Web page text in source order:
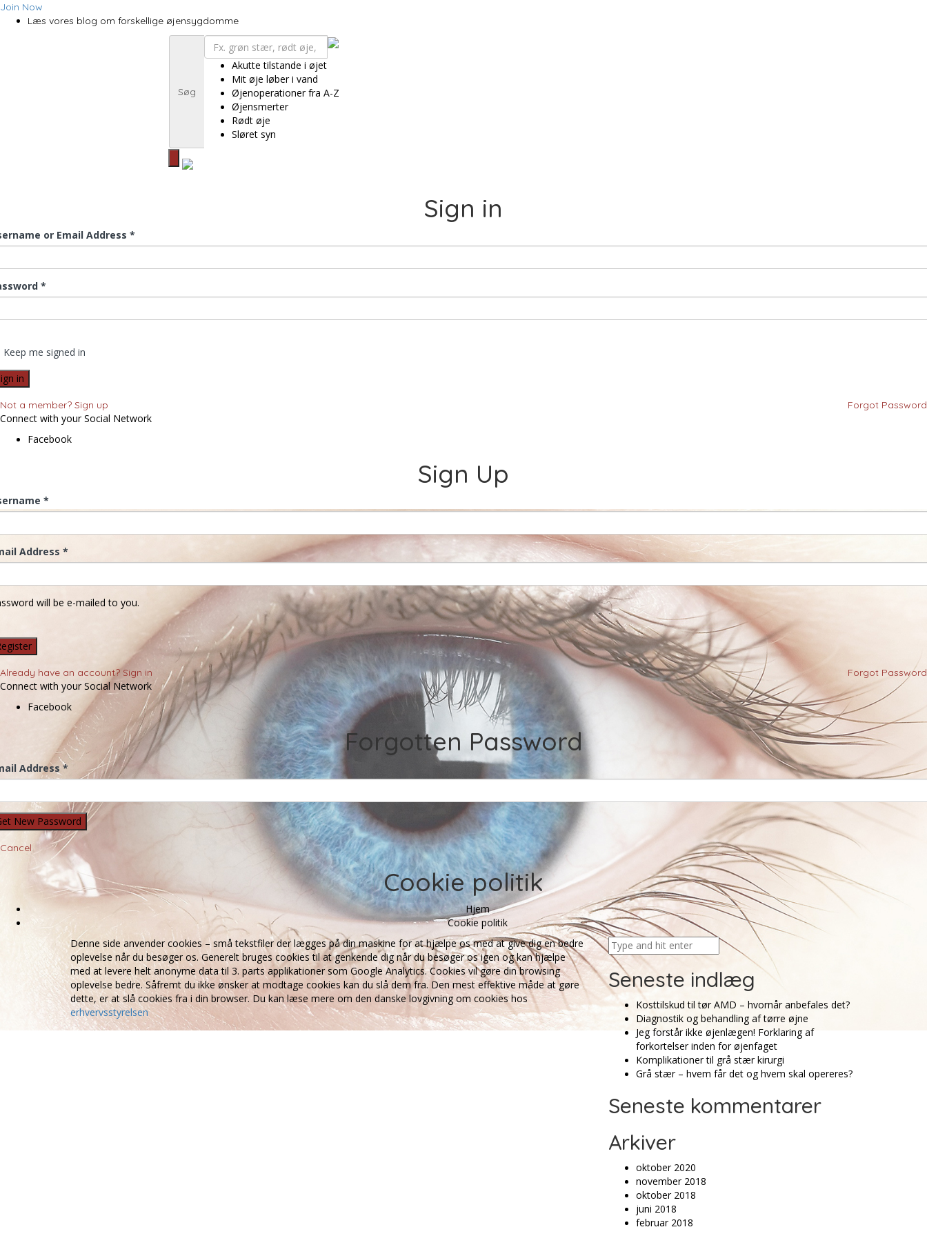
Join Now
Læs vores blog om forskellige øjensygdomme
Søg
Akutte tilstande i øjet
Mit øje løber i vand
Øjenoperationer fra A-Z
Øjensmerter
Rødt øje
Sløret syn
Sign in
or Email Address *
*
Keep me signed in
Not a member? Sign up Forgot Password
Connect with your Social Network
Facebook
Sign Up
*
Address *
will be e-mailed to you.
Already have an account? Sign in Forgot Password
Connect with your Social Network
Facebook
Forgotten Password
Address *
Cancel
Cookie politik
Hjem
Cookie politik
Denne side anvender cookies – små tekstfiler der lægges på din maskine for at hjælpe os med at give dig en bedre
oplevelse når du besøger os. Generelt bruges cookies til at genkende dig når du besøger os igen og kan hjælpe
med at levere helt anonyme data til 3. parts applikationer som Google Analytics. Cookies vil gøre din browsing
oplevelse bedre. Såfremt du ikke ønsker at modtage cookies kan du slå dem fra. Den mest effektive måde at gøre
dette, er at slå cookies fra i din browser. Du kan læse mere om den danske lovgivning om cookies hos
erhvervsstyrelsen
Seneste indlæg
Kosttilskud til tør AMD – hvornår anbefales det?
Diagnostik og behandling af tørre øjne
Jeg forstår ikke øjenlægen! Forklaring af
forkortelser inden for øjenfaget
Komplikationer til grå stær kirurgi
Grå stær – hvem får det og hvem skal opereres?
Seneste kommentarer
Arkiver
oktober 2020
november 2018
oktober 2018
juni 2018
februar 2018